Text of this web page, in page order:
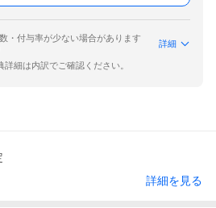
・付与率が少ない場合があります
詳細
細は内訳でご確認ください。
詳細を見る